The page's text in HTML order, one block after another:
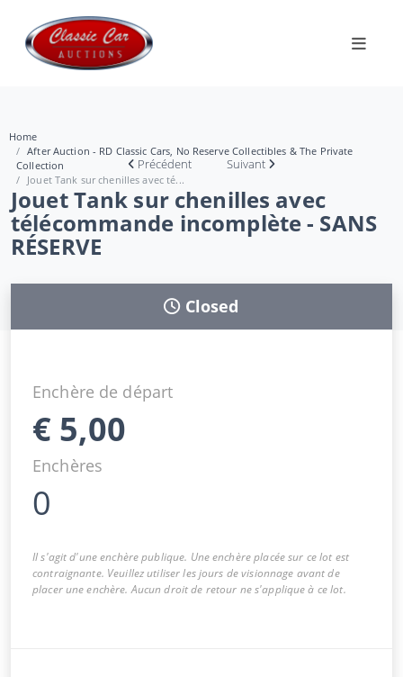
Home
After Auction - RD Classic Cars, No Reserve Collectibles & The Private
Collection
Jouet Tank sur chenilles avec té...
Précédent Suivant
Jouet Tank sur chenilles avec
télécommande incomplète - SANS
RÉSERVE
Closed
Enchère de départ
€ 5,00
Enchères
0
Il s'agit d'une enchère publique. Une enchère placée sur ce lot est
contraignante. Veuillez utiliser les jours de visionnage avant de
placer une enchère. Aucun droit de retour ne s'applique à ce lot.